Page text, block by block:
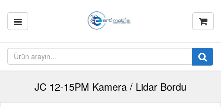
JC 12-15PM Kamera / Lidar Bordu